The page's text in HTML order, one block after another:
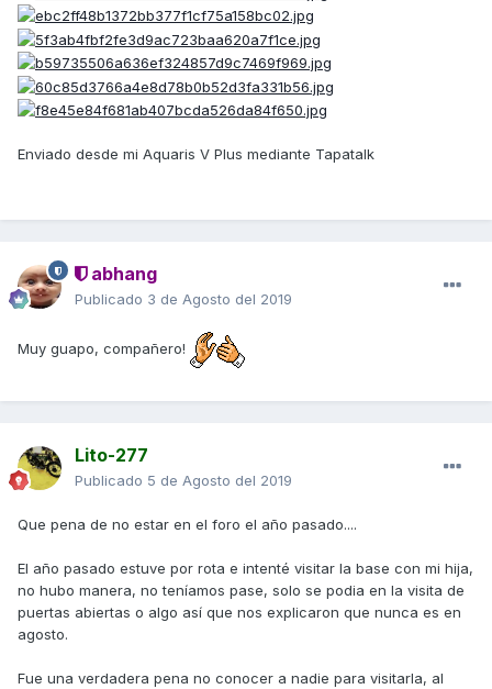
Enviado desde mi Aquaris V Plus mediante Tapatalk
abhang
Publicado 3 de Agosto del 2019
Muy guapo, compañero!
Lito-277
Publicado 5 de Agosto del 2019
Que pena de no estar en el foro el año pasado....
El año pasado estuve por rota e intenté visitar la base con mi hija,
no hubo manera, no teníamos pase, solo se podia en la visita de
puertas abiertas o algo así que nos explicaron que nunca es en
agosto.
Fue una verdadera pena no conocer a nadie para visitarla, al